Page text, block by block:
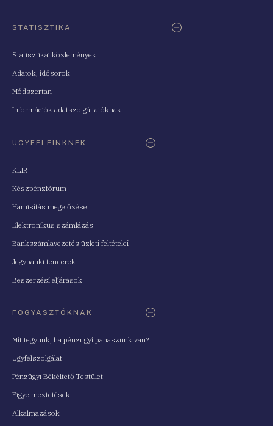
STATISZTIKA
Statisztikai közlemények
Adatok, idősorok
Módszertan
Információk adatszolgáltatóknak
ÜGYFELEINKNEK
KLIR
Készpénzfórum
Hamisítás megelőzése
Elektronikus számlázás
Bankszámlavezetés üzleti feltételei
Jegybanki tenderek
Beszerzési eljárások
FOGYASZTÓKNAK
Mit tegyünk, ha pénzügyi panaszunk van?
Ügyfélszolgálat
Pénzügyi Békéltető Testület
Figyelmeztetések
Alkalmazások